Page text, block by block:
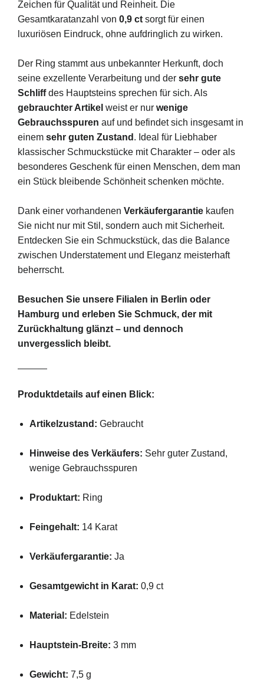
Zeichen für Qualität und Reinheit. Die
Gesamtkaratanzahl von 0,9 ct sorgtfür einen
luxuriösen Eindruck, ohne aufdringlich zu wirken.
Der Ring stammtaus unbekannter Herkunft, doch
seine exzellente Verarbeitung und der sehr gute
Schliff des Hauptsteins sprechen für sich. Als
gebrauchter Artikel weister nur wenige
Gebrauchsspuren auf und befindetsich insgesamt in
einem sehr guten Zustand . Ideal für Liebhaber
klassischer Schmuckstücke mitCharakter – oder als
besonderes Geschenk für einen Menschen, dem man
ein Stück bleibende Schönheitschenken möchte.
Dank einer vorhandenen Verkäufergarantie kaufen
Sie nicht nur mit Stil, sondern auch mit Sicherheit.
Entdecken Sie ein Schmuckstück, das die Balance
zwischen Understatement und Eleganz meisterhaft
beherrscht.
Besuchen Sie unsere Filialen in Berlin oder
Hamburg und erleben Sie Schmuck, der mit
Zurückhaltung glänzt – und dennoch
unvergesslich bleibt.
Produktdetails aufeinen Blick:
Artikelzustand: Gebraucht
Hinweise des Verkäufers: Sehr guter Zustand,
wenige Gebrauchsspuren
Produktart: Ring
Feingehalt: 14 Karat
Verkäufergarantie: Ja
Gesamtgewicht in Karat: 0,9 ct
Material: Edelstein
Hauptstein-Breite: 3 mm
Gewicht: 7,5 g